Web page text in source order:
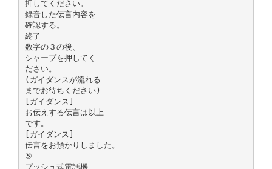
押してください。
録音した伝言内容を
確認する。
終了
数字の３の後、
シャープを押してく
ださい。
(ガイダンスが流れる
までお待ちください)
[ガイダンス]
お伝えする伝言は以上
です。
[ガイダンス]
伝言をお預かりしました。
⑤
プッシュ式電話機